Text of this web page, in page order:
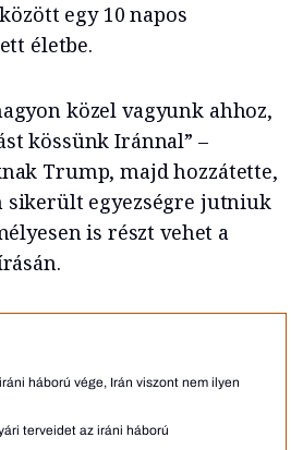
egy 10 napos
életbe.
közel vagyunk ahhoz,
kössünk Iránnal” –
Trump, majd hozzátette,
sikerült egyezségre jutniuk
is részt vehet a
háború vége, Irán viszont nem ilyen
terveidet az iráni háború